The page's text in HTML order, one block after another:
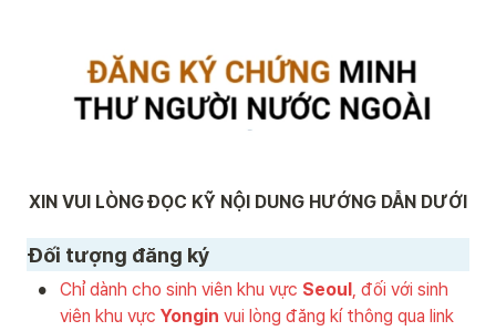
XIN VUI LÒNG ĐỌC KỸ NỘI DUNG HƯỚNG DẪN DƯỚI
Đối tượng đăng ký
• Chỉ dành cho sinh viên khu vực Seoul , đối với sinh
viên khu vực Yongin vui lòng đăng kí thông qua link